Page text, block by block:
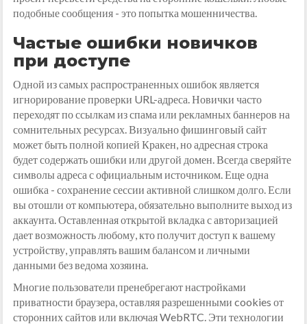
подобные сообщения - это попытка мошенничества.
Частые ошибки новичков
при доступе
Одной из самых распространенных ошибок является
игнорирование проверки URL-адреса. Новички часто
переходят по ссылкам из спама или рекламных баннеров на
сомнительных ресурсах. Визуально фишинговый сайт
может быть полной копией Кракен, но адресная строка
будет содержать ошибки или другой домен. Всегда сверяйте
символы адреса с официальным источником. Еще одна
ошибка - сохранение сессии активной слишком долго. Если
вы отошли от компьютера, обязательно выполните выход из
аккаунта. Оставленная открытой вкладка с авторизацией
дает возможность любому, кто получит доступ к вашему
устройству, управлять вашим балансом и личными
данными без ведома хозяина.
Многие пользователи пренебрегают настройками
приватности браузера, оставляя разрешенными cookies от
сторонних сайтов или включая WebRTC. Эти технологии